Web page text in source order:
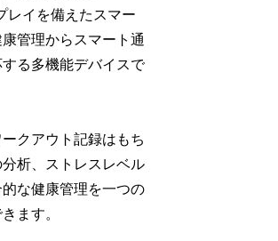
レイを備えたスマー
管理からスマート通
る多機能デバイスで
クアウト記録はもち
析、ストレスレベル
な健康管理を一つの
ます。